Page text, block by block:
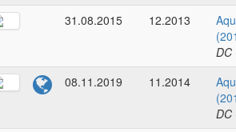
31.08.2015
12.2013
DC
08.11.2019
11.2014
DC